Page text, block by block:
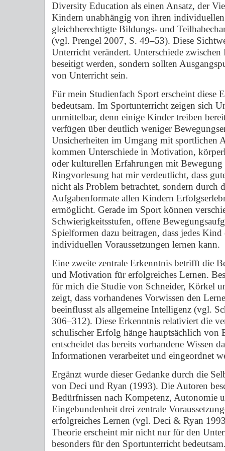
Diversity Education als einen Ansatz, der
Kindern unabhängig von ihren individuellen
gleichberechtigte Bildungs- und
(vgl. Prengel 2007, S. 49–53). Diese
Unterricht verändert. Unterschiede
beseitigt werden, sondern sollten
von Unterricht sein.
Für mein Studienfach Sport erscheint diese
bedeutsam. Im Sportunterricht zeigen sich
unmittelbar, denn einige Kinder treiben
verfügen über deutlich weniger
Unsicherheiten im Umgang mit sportlichen
kommen Unterschiede in Motivation,
oder kulturellen Erfahrungen mit
Ringvorlesung hat mir verdeutlicht, dass
nicht als Problem betrachtet, sondern durch
Aufgabenformate allen Kindern
ermöglicht. Gerade im Sport können
Schwierigkeitsstufen, offene
Spielformen dazu beitragen, dass jedes Kind
individuellen Voraussetzungen lernen kann.
Eine zweite zentrale Erkenntnis betrifft die
und Motivation für erfolgreiches Lernen.
für mich die Studie von Schneider, Körkel
zeigt, dass vorhandenes Vorwissen den
beeinflusst als allgemeine Intelligenz (vgl.
306–312). Diese Erkenntnis relativiert die
schulischer Erfolg hänge hauptsächlich von
entscheidet das bereits vorhandene Wissen
Informationen verarbeitet und eingeordnet
Ergänzt wurde dieser Gedanke durch die
von Deci und Ryan (1993). Die Autoren
Bedürfnissen nach Kompetenz, Autonomie
Eingebundenheit drei zentrale
erfolgreiches Lernen (vgl. Deci & Ryan
Theorie erscheint mir nicht nur für den
besonders für den Sportunterricht